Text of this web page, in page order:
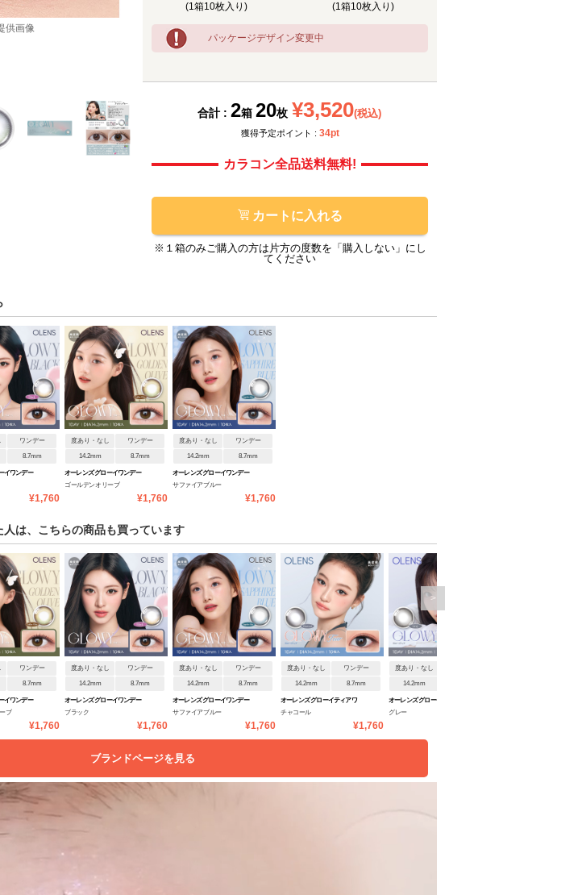
(1箱10枚入り) (1箱10枚入り)
パッケージデザイン変更中
合計 : 2箱 20枚 ¥3,520(税込)
獲得予定ポイント : 34pt
カラコン全品送料無料!
カートに入れる
※１箱のみご購入の方は片方の度数を「購入しない」にし
てください
ワンデー
8.7mm
イワンデー
¥1,760
度あり・なし ワンデー
14.2mm 8.7mm
オーレンズ グローイワンデー
ゴールデンオリーブ
¥1,760
度あり・なし ワンデー
14.2mm 8.7mm
オーレンズ グローイワンデー
サファイアブルー
¥1,760
は、こちらの商品も買っています
ワンデー
8.7mm
イワンデー
ブ
¥1,760
度あり・なし ワンデー
14.2mm 8.7mm
オーレンズ グローイワンデー
ブラック
¥1,760
度あり・なし ワンデー
14.2mm 8.7mm
オーレンズ グローイワンデー
サファイアブルー
¥1,760
度あり・なし ワンデー
14.2mm 8.7mm
オーレンズ グローイティアワ
チャコール
¥1,760
度あり・なし
14.2mm
オーレンズ グローイティアワ
グレー
>
ブランドページを見る